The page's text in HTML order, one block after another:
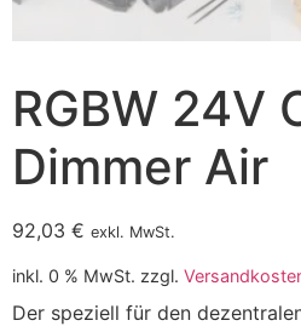
RGBW 24V
Dimmer Air
92,03 € exkl. MwSt.
inkl. 0 % MwSt. zzgl.
Der speziell für den